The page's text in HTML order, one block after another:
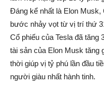
Đáng kể nhất là Elon Musk,
bước nhảy vọt từ vị trí thứ
Cổ phiếu của Tesla đã tăng
tài sả‌n của Elon Musk tăng
thời giúp vị tỷ phú lần đầu
người giàu nhất hành tinh.